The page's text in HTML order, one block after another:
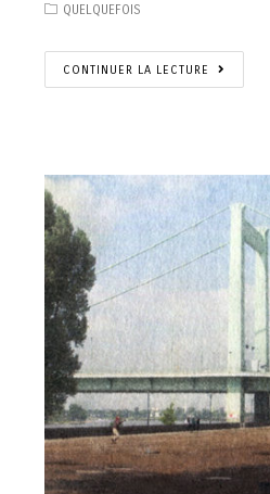
QUELQUEFOIS
CONTINUER LA LECTURE